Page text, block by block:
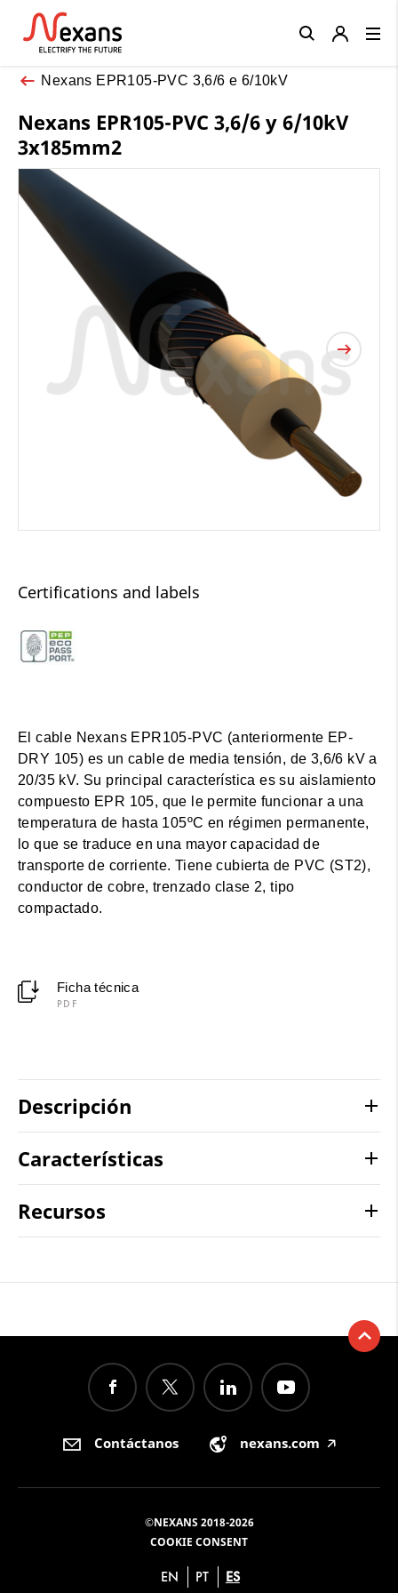
Nexans EPR105-PVC 3,6/6 e 6/10kV
Nexans EPR105-PVC 3,6/6 y 6/10kV
3x185mm2
Certifications and labels
El cable Nexans EPR105-PVC (anteriormente EP-
DRY 105) es un cable de media tensión, de 3,6/6 kV a
20/35 kV. Su principal característica es su aislamiento
compuesto EPR 105, que le permite funcionar a una
temperatura de hasta 105ºC en régimen permanente,
lo que se traduce en una mayor capacidad de
transporte de corriente. Tiene cubierta de PVC (ST2),
conductor de cobre, trenzado clase 2, tipo
compactado.
Ficha técnica
PDF
Descripción
Características
Recursos
Close
Contáctanos nexans.com 🡥
©NEXANS 2018-2026
COOKIE CONSENT
EN PT ES